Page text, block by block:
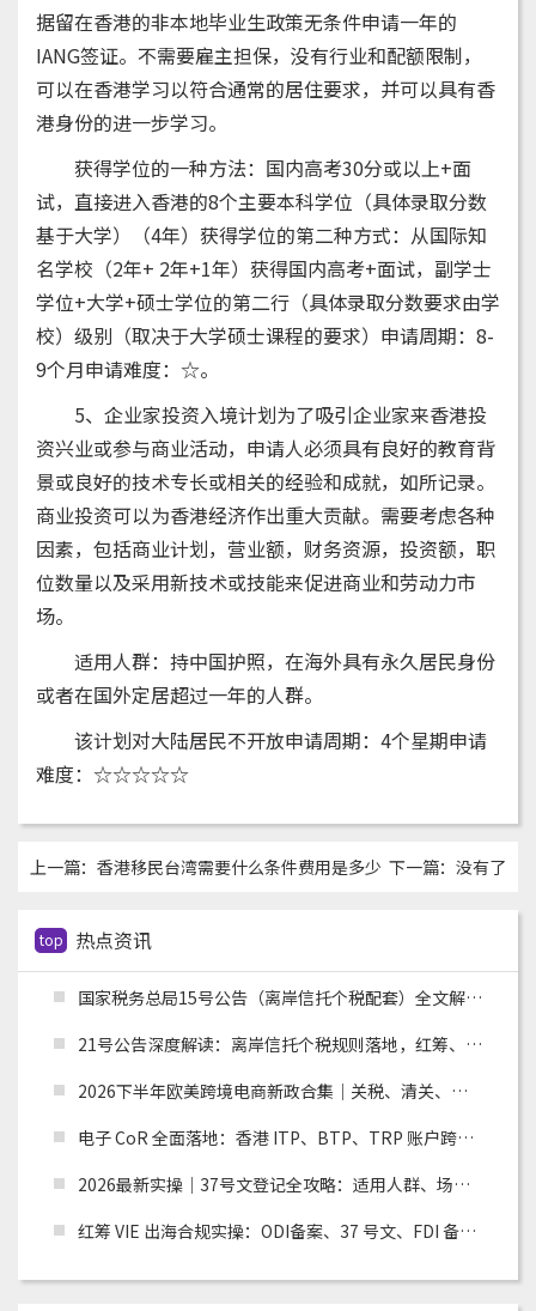
据留在香港的非本地毕业生政策无条件申请一年的
IANG签证。不需要雇主担保，没有行业和配额限制，
可以在香港学习以符合通常的居住要求，并可以具有香
港身份的进一步学习。
获得学位的一种方法：国内高考30分或以上+面
试，直接进入香港的8个主要本科学位（具体录取分数
基于大学）（4年）获得学位的第二种方式：从国际知
名学校（2年+ 2年+1年）获得国内高考+面试，副学士
学位+大学+硕士学位的第二行（具体录取分数要求由学
校）级别（取决于大学硕士课程的要求）申请周期：8-
9个月申请难度：☆。
5、企业家投资入境计划为了吸引企业家来香港投
资兴业或参与商业活动，申请人必须具有良好的教育背
景或良好的技术专长或相关的经验和成就，如所记录。
商业投资可以为香港经济作出重大贡献。需要考虑各种
因素，包括商业计划，营业额，财务资源，投资额，职
位数量以及采用新技术或技能来促进商业和劳动力市
场。
适用人群：持中国护照，在海外具有永久居民身份
或者在国外定居超过一年的人群。
该计划对大陆居民不开放申请周期：4个星期申请
难度：☆☆☆☆☆
上一篇： 香港移民台湾需要什么条件费用是多少 下一篇：没有了
top 热点资讯
国家税务总局15号公告（离岸信托个税配套）全文解读：申报主体、时间节点、追溯资料与跨境架构整改
21号公告深度解读：离岸信托个税规则落地，红筹、高净值架构迎来重大合规变革
2026下半年欧美跨境电商新政合集｜关税、清关、环保合规全面收紧，卖家如何应对？
电子 CoR 全面落地：香港 ITP、BTP、TRP 账户跨境税务合规实操指南
2026最新实操｜37号文登记全攻略：适用人群、场景、流程及材料清单
红筹 VIE 出海合规实操：ODI备案、37 号文、FDI 备案适用场景全解析